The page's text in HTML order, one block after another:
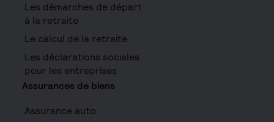
Les démarches de départ
à la retraite
Le calcul de la retraite
Les déclarations sociales
pour les entreprises
Assurances de biens
Assurance auto